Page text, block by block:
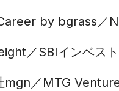
by bgrass
SBIインベス
mgn MTG